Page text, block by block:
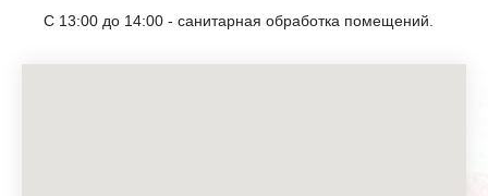
С 13:00 до 14:00 - санитарная обработка помещений.